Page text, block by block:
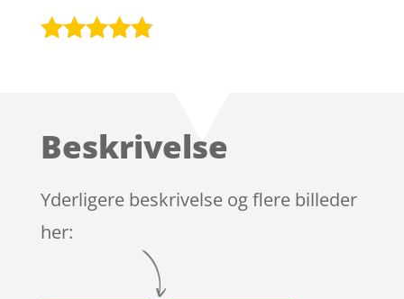
kundebedø
Beskrivelse
Yderligere beskrivelse og flere billeder
her: